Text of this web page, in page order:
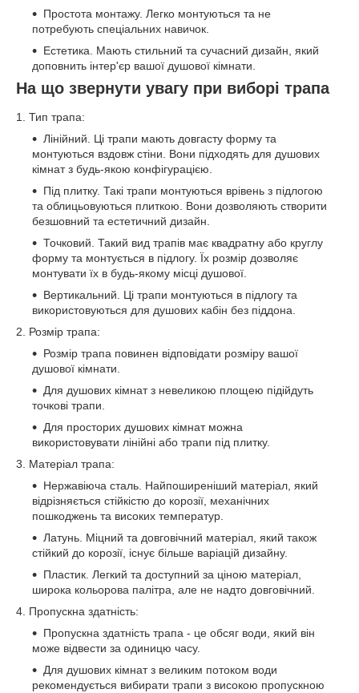
Простота монтажу. Легко монтуються та не
потребують спеціальних навичок.
Естетика. Мають стильний та сучасний дизайн, який
доповнить інтер'єр вашої душової кімнати.
На що звернути увагу при виборі трапа
1. Тип трапа:
Лінійний. Ці трапи мають довгасту форму та
монтуються вздовж стіни. Вони підходять для душових
кімнат з будь-якою конфігурацією.
Під плитку. Такі трапи монтуються врівень з підлогою
та облицьовуються плиткою. Вони дозволяють створити
безшовний та естетичний дизайн.
Точковий. Такий вид трапів має квадратну або круглу
форму та монтується в підлогу. Їх розмір дозволяє
монтувати їх в будь-якому місці душової.
Вертикальний. Ці трапи монтуються в підлогу та
використовуються для душових кабін без піддона.
2. Розмір трапа:
Розмір трапа повинен відповідати розміру вашої
душової кімнати.
Для душових кімнат з невеликою площею підійдуть
точкові трапи.
Для просторих душових кімнат можна
використовувати лінійні або трапи під плитку.
3. Матеріал трапа:
Нержавіюча сталь. Найпоширеніший матеріал, який
відрізняється стійкістю до корозії, механічних
пошкоджень та високих температур.
Латунь. Міцний та довговічний матеріал, який також
стійкий до корозії, існує більше варіацій дизайну.
Пластик. Легкий та доступний за ціною матеріал,
широка кольорова палітра, але не надто довговічний.
4. Пропускна здатність:
Пропускна здатність трапа - це обсяг води, який він
може відвести за одиницю часу.
Для душових кімнат з великим потоком води
рекомендується вибирати трапи з високою пропускною